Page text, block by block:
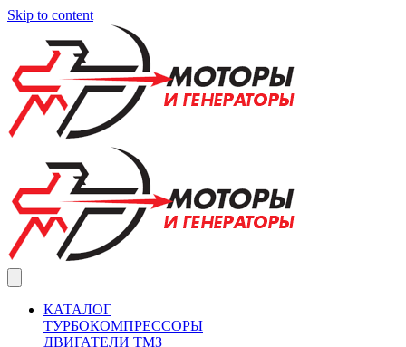
Skip to content
КАТАЛОГ
ТУРБОКОМПРЕССОРЫ
ДВИГАТЕЛИ ТМЗ